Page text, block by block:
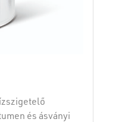
és ásványi